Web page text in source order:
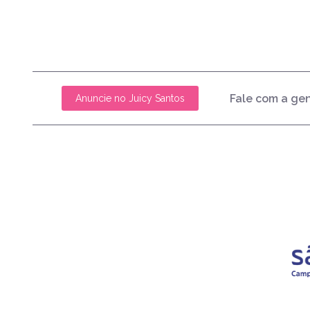
Anuncie no Juicy Santos Fale com a